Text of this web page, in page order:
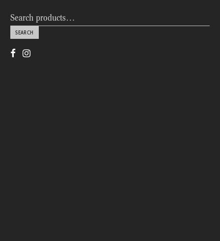
Search
for:
SEARCH